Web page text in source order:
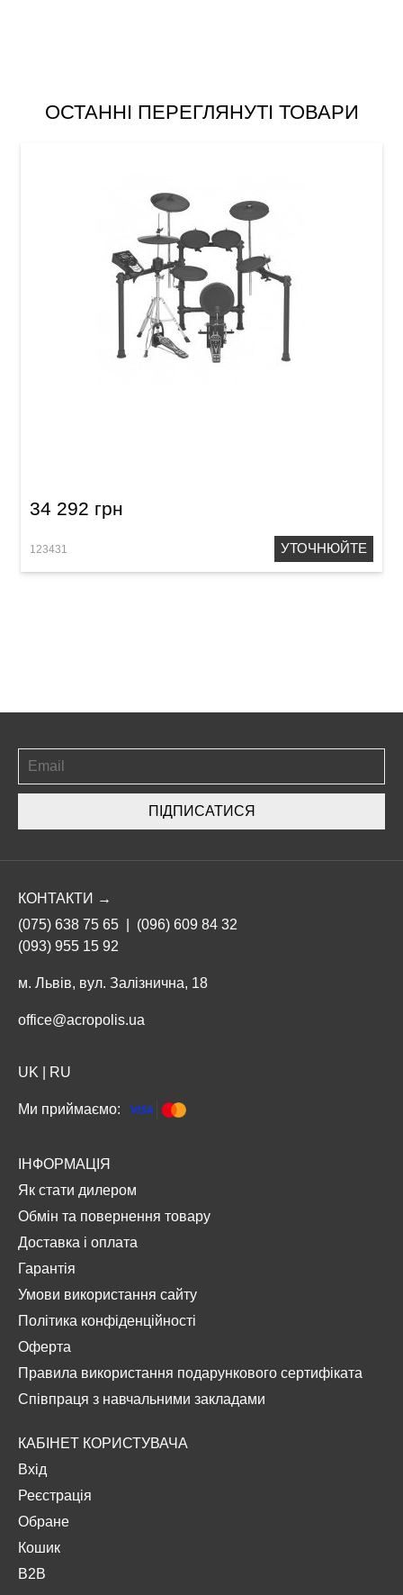
ОСТАННІ ПЕРЕГЛЯНУТІ ТОВАРИ
34 292 грн
123431 УТОЧНЮЙТЕ
ПІДПИСАТИСЯ
КОНТАКТИ →
(075) 638 75 65
(096) 609 84 32
(093) 955 15 92
м. Львів, вул. Залізнична, 18
office@acropolis.ua
UK RU
Ми приймаємо:
ІНФОРМАЦІЯ
Як стати дилером
Обмін та повернення товару
Доставка і оплата
Гарантія
Умови використання сайту
Політика конфіденційності
Оферта
Правила використання подарункового сертифіката
Співпраця з навчальними закладами
КАБІНЕТ КОРИСТУВАЧА
Вхід
Реєстрація
Обране
Кошик
B2B